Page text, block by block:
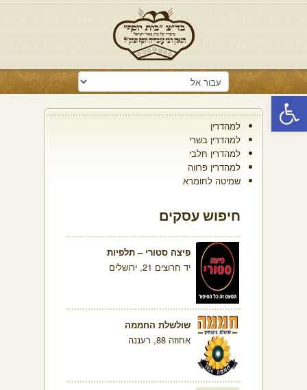
פתח סרגל נגישות
למהדרין
למהדרין בשרי
למהדרין חלבי
למהדרין פרווה
שמיטה לחומרא
חיפוש עסקים
פיצה סטורי – תלפיות
יד חרוצים 21, ירושלים
שולשלת החממה
אחוזה 88, רעננה